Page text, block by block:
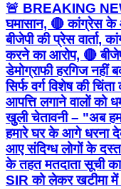
🚨 BREAKING
घमासान, 🔴 कांग्रेस के
बीजेपी की प्रेस वार्ता,
करने का आरोप, 🔴
डेमोग्राफी हरगिज
सिर्फ वर्ग विशेष की
आपत्ति लगाने वालों को
खुली चेतावनी – "अब हम
हमारे घर के आगे धरना
आए संदिग्ध लोगों के
के तहत मतदाता सूची
SIR को लेकर खटीमा में